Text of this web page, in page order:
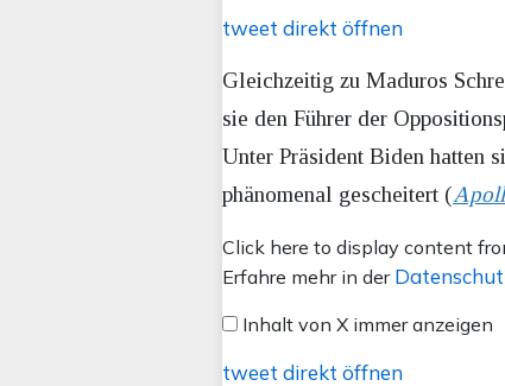
tweet direkt öffnen
Gleichzeitig zu Maduros
sie den Führer der
Unter Präsident Biden hatten
phänomenal gescheitert (
Inhalt
von
anzeigen
Click here to display content
Erfahre mehr in der
Inhalt von X immer anzeigen
tweet direkt öffnen